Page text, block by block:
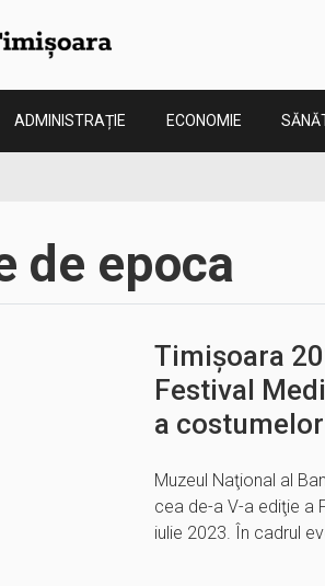
ADMINISTRAȚIE ECONOMIE
de epoca
Timișoara
Festival
a
Muzeul Naţional al
cea de-a V-a ediţie a
iulie 2023. În cadrul